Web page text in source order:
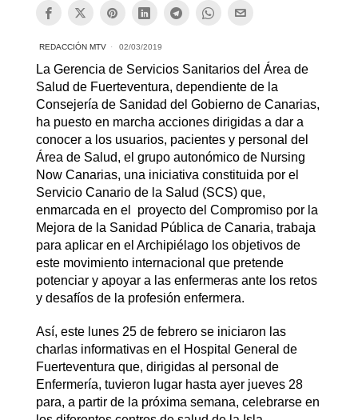
REDACCIÓN MTV 02/03/2019
La Gerencia de Servicios Sanitarios del Área de
Salud de Fuerteventura, dependiente de la
Consejería de Sanidad del Gobierno de Canarias,
ha puesto en marcha acciones dirigidas a dar a
conocer a los usuarios, pacientes y personal del
Área de Salud, el grupo autonómico de Nursing
Now Canarias, una iniciativa constituida por el
Servicio Canario de la Salud (SCS) que,
enmarcada en el proyecto del Compromiso por la
Mejora de la Sanidad Pública de Canaria, trabaja
para aplicar en el Archipiélago los objetivos de
este movimiento internacional que pretende
potenciar y apoyar a las enfermeras ante los retos
y desafíos de la profesión enfermera.
Así, este lunes 25 de febrero se iniciaron las
charlas informativas en el Hospital General de
Fuerteventura que, dirigidas al personal de
Enfermería, tuvieron lugar hasta ayer jueves 28
para, a partir de la próxima semana, celebrarse en